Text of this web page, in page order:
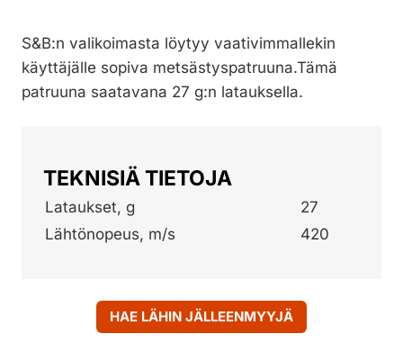
S&B:n valikoimasta löytyy vaativimmallekin
käyttäjälle sopiva metsästyspatruuna.Tämä
patruuna saatavana 27 g:n latauksella.
TEKNISIÄ TIETOJA
Lataukset, g
27
Lähtönopeus, m/s
420
HAE LÄHIN JÄLLEENMYYJÄ